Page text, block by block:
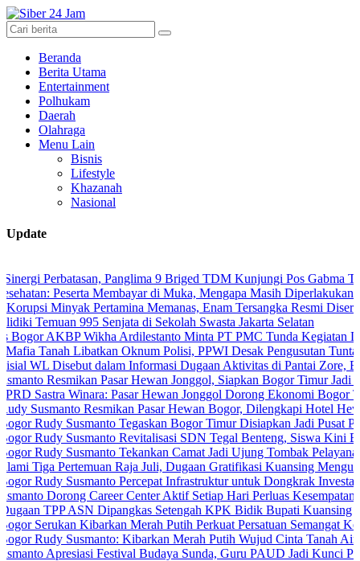
Beranda
Berita Utama
Entertainment
Polhukam
Daerah
Olahraga
Menu Lain
Bisnis
Lifestyle
Khazanah
Nasional
Update
Panglima 9 Briged TDM Kunjungi Pos Gabma Temajuk
Membayar di Muka, Mengapa Masih Diperlakukan Berbeda?
Pertamina Memanas, Enam Tersangka Resmi Diseret ke Meja
995 Senjata di Sekolah Swasta Jakarta Selatan
Wikha Ardilestanto Minta PT PMC Tunda Kegiatan Demi
Libatkan Oknum Polisi, PPWI Desak Pengusutan Tuntas Kasus
dalam Informasi Dugaan Aktivitas di Pantai Zore, Bea Cukai
Pasar Hewan Jonggol, Siapkan Bogor Timur Jadi Pusat
Winara: Pasar Hewan Jonggol Dorong Ekonomi Bogor Timur
Resmikan Pasar Hewan Bogor, Dilengkapi Hotel Hewan dan
Susmanto Tegaskan Bogor Timur Disiapkan Jadi Pusat
Susmanto Revitalisasi SDN Tegal Benteng, Siswa Kini Belajar
Susmanto Tekankan Camat Jadi Ujung Tombak Pelayanan
Raja Juli, Dugaan Gratifikasi Kuansing Menguat
Susmanto Percepat Infrastruktur untuk Dongkrak Investasi
Career Center Aktif Setiap Hari Perluas Kesempatan Kerja
ASN Dipangkas Setengah KPK Bidik Bupati Kuansing
Kibarkan Merah Putih Perkuat Persatuan Semangat
Susmanto: Kibarkan Merah Putih Wujud Cinta Tanah Air
Festival Budaya Sunda, Guru PAUD Jadi Kunci Pendidikan